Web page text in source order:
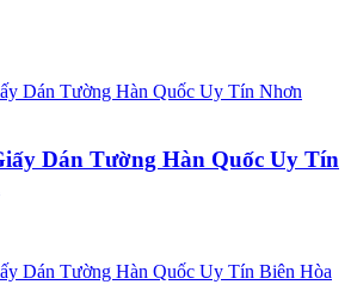
Dán Tường Hàn Quốc Uy Tín